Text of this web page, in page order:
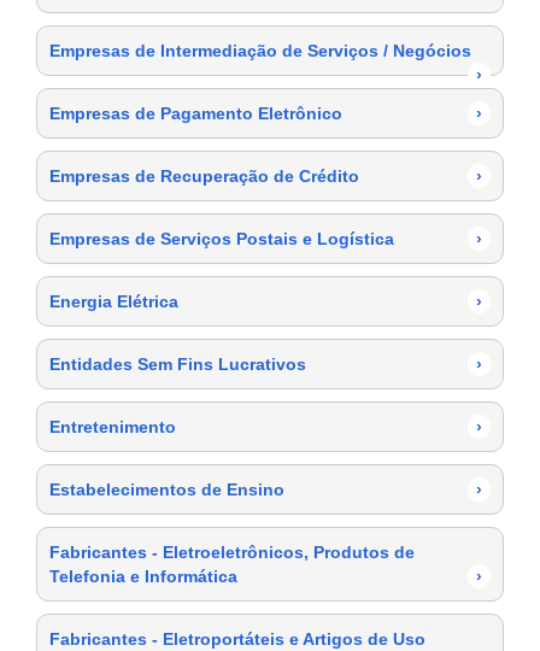
Empresas de Intermediação de Serviços / Negócios
›
Empresas de Pagamento Eletrônico
›
Empresas de Recuperação de Crédito ›
Empresas de Serviços Postais e Logística ›
Energia Elétrica ›
Entidades Sem Fins Lucrativos ›
Entretenimento ›
Estabelecimentos de Ensino ›
Fabricantes - Eletroeletrônicos, Produtos de
Telefonia e Informática
›
Fabricantes - Eletroportáteis e Artigos de Uso